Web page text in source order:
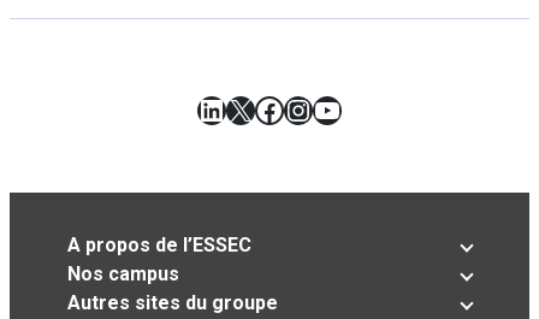
LinkedIn
X Facebook
Instagram
YouTube
A propos de l’ESSEC
Nos campus
Autres sites du groupe